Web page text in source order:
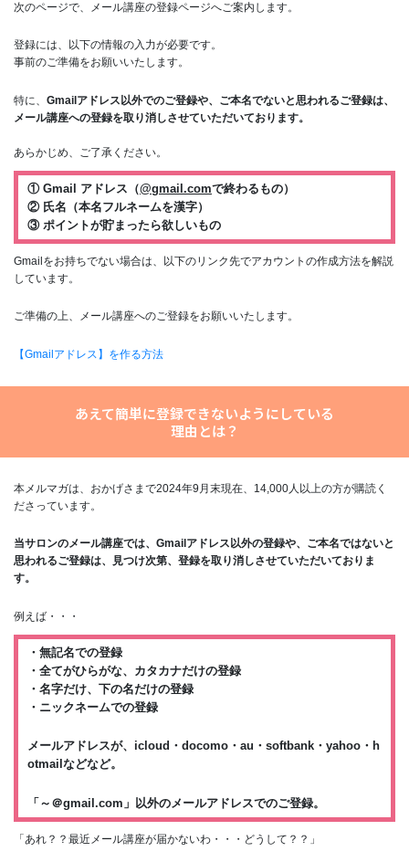
次のページで、メール講座の登録ページへご案内します。
登録には、以下の情報の入力が必要です。
事前のご準備をお願いいたします。
特に、 Gmailアドレス以外でのご登録や、ご本名でないと思われるご登録は、
メール講座への登録を取り消しさせていただいております。
あらかじめ、ご了承ください。
① Gmail アドレス（@gmail.comで終わるもの）
② 氏名（本名フルネームを漢字）
③ ポイントが貯まったら欲しいもの
Gmailをお持ちでない場合は、以下のリンク先でアカウントの作成方法を解説
しています。
ご準備の上、メール講座へのご登録をお願いいたします。
【Gmailアドレス】を作る方法
あえて簡単に登録できないようにしている
理由とは？
本メルマガは、おかげさまで2024年9月末現在、14,000人以上の方が購読く
ださっています。
当サロンのメール講座では、Gmailアドレス以外の登録や、ご本名ではないと
思われるご登録は、見つけ次第、登録を取り消しさせていただいておりま
す。
例えば・・・
・無記名での登録
・全てがひらがな、カタカナだけの登録
・名字だけ、下の名だけの登録
・ニックネームでの登録
メールアドレスが、icloud・docomo・au・softbank・yahoo・h
otmailなどなど。
「～＠gmail.com」以外のメールアドレスでのご登録。
「あれ？？最近メール講座が届かないわ・・・どうして？？」